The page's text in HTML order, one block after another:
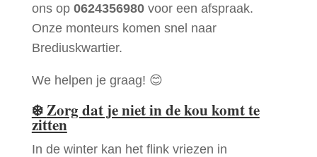
ons op 0624356980voor een afspraak.
Onze monteurs komen snel naar
Brediuskwartier.
We helpen je graag! 😊
❄️Zorg dat je niet in de kou komt te
zitten
In de winter kan het flink vriezen in